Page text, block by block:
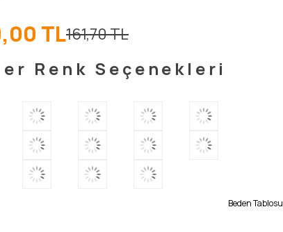
161,70 TL
TL
Renk Seçenekleri
Beden Tablosu